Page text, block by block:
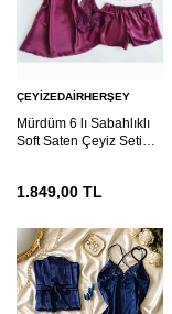
ÇEYIZEDAIRHERŞEY
Mürdüm 6 lı Sabahlıklı
Soft Saten Çeyiz Seti
1.849,00TL